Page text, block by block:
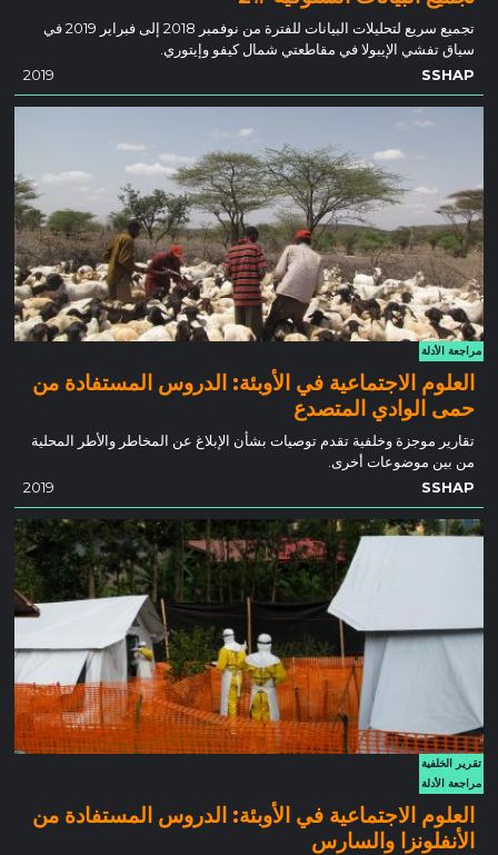
تجميع سريع لتحليلات البيانات للفترة من نوفمبر 2018 إلى فبراير 2019 في
سياق تفشي الإيبولا في مقاطعتي شمال كيفو وإيتوري.
SSHAP
2019
مراجعة الأدلة
العلوم الاجتماعية في الأوبئة: الدروس المستفادة من
حمى الوادي المتصدع
تقارير موجزة وخلفية تقدم توصيات بشأن الإبلاغ عن المخاطر والأطر المحلية
من بين موضوعات أخرى.
SSHAP
2019
تقرير الخلفية
مراجعة الأدلة
العلوم الاجتماعية في الأوبئة: الدروس المستفادة من
الأنفلونزا والسارس